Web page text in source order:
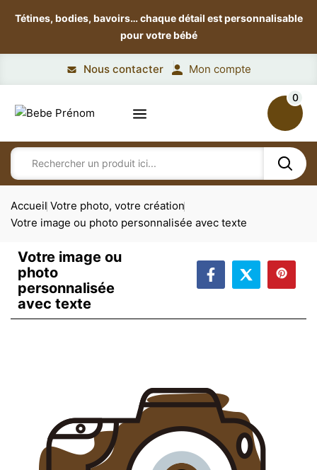
Tétines, bodies, bavoirs…chaque détail est personnalisable
pour votre bébé
Nous contacter Mon compte
0
Accueil Votre photo, votre création
Votre image ou photo personnalisée avec texte
Votre image ou
photo
personnalisée
avec texte